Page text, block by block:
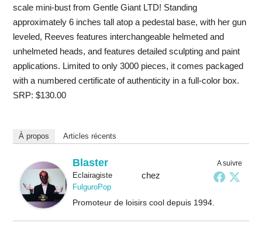
scale mini-bust from Gentle Giant LTD! Standing
approximately 6 inches tall atop a pedestal base, with her gun
leveled, Reeves features interchangeable helmeted and
unhelmeted heads, and features detailed sculpting and paint
applications. Limited to only 3000 pieces, it comes packaged
with a numbered certificate of authenticity in a full-color box.
SRP: $130.00
À propos Articles récents
A suivre
Blaster
Eclairagistechez
FulguroPop
Promoteur de loisirs cool depuis 1994.